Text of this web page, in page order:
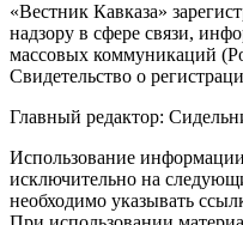
«Вестник Кавказа»
надзору в сфере связи,
массовых коммуникаций
Свидетельство о
Главный редактор:
Использование
исключительно на
необходимо указывать